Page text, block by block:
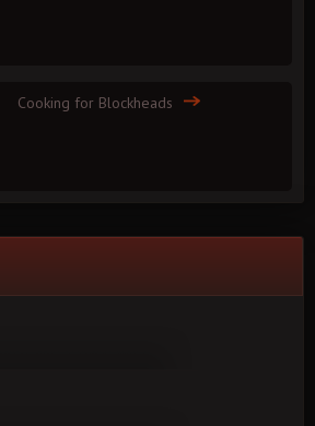
Cooking for Blockheads